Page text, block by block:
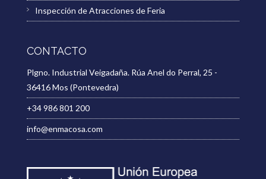
Inspección de Atracciones de Feria
CONTACTO
Plgno. Industrial Veigadaña. Rúa Anel do Perral, 25 -
36416 Mos (Pontevedra)
+34 986 801 200
info@enmacosa.com